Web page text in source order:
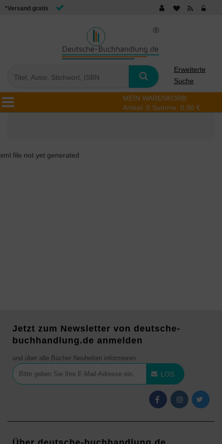
*Versand gratis
Erweiterte
Suche
MEIN WARENKORB
Artikel: 0 Summe: 0,00 €
xml file not yet generated
Jetzt zum Newsletter von deutsche-
buchhandlung.de anmelden
und über alle Bücher Neuheiten informieren
LOS